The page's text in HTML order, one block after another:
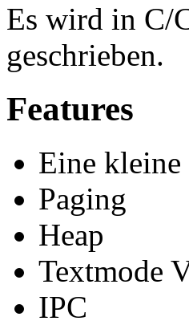
Es wird in C/
geschrieben.
Features
Eine kleine
Paging
Heap
Textmode
IPC